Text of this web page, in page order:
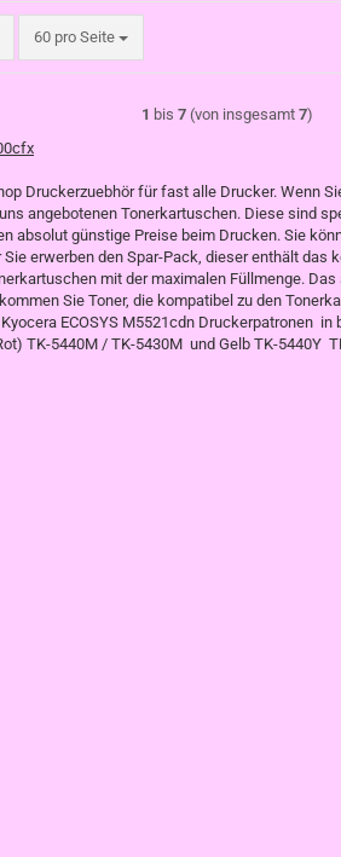
60 pro Seite
pro Seite
1 bis 7 (von insgesamt 7)
Druckerzuebhör für fast alle Drucker. Wenn
angebotenen Tonerkartuschen. Diese sind
absolut günstige Preise beim Drucken. Sie
erwerben den Spar-Pack, dieser enthält das
mit der maximalen Füllmenge.
Sie Toner, die kompatibel zu den
ECOSYS M5521cdn Druckerpatronen
TK-5440M / TK-5430M und Gelb TK-5440Y